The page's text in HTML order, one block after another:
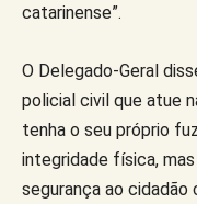
catarinense”.
O Delegado-Geral
policial civil que atue
tenha o seu próprio
integridade física,
segurança ao cidadão